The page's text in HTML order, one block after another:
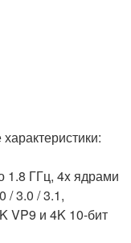
1.8 ГГц, 4x ядрами
/ 3.0 / 3.1,
VP9 и 4K 10-бит